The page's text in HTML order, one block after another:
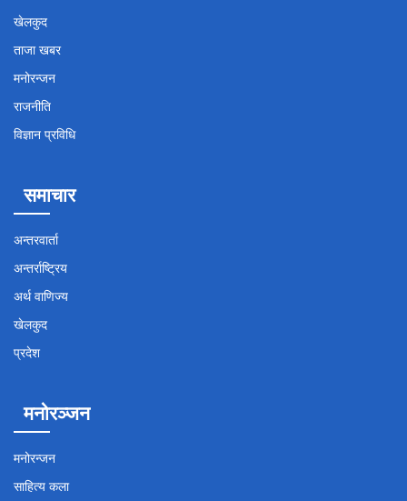
खेलकुद
ताजा खबर
मनोरन्जन
राजनीति
विज्ञान प्रविधि
समाचार
अन्तरवार्ता
अन्तर्राष्ट्रिय
अर्थ वाणिज्य
खेलकुद
प्रदेश
मनोरञ्जन
मनोरन्जन
साहित्य कला